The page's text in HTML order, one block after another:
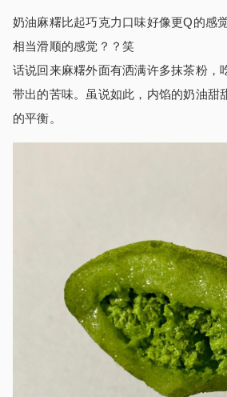
奶油麻糬比起巧克力口味好像更Q的感
相当滑顺的感觉？？笑
话说回来麻糬外面有洒满许多抹茶粉，
带出的苦味。虽说如此，内馅的奶油甜
的平衡。